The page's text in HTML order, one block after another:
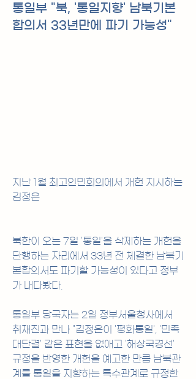
통일부 "북, '통일지향' 남북기본
합의서 33년만에 파기 가능성"
지난 1월 최고인민회의에서 개헌 지시하는
김정은
북한이 오는 7일 '통일'을 삭제하는 개헌을
단행하는 자리에서 33년 전 체결한 남북기
본합의서도 파기할 가능성이 있다고 정부
가 내다봤다.
통일부 당국자는 2일 정부서울청사에서
취재진과 만나 "김정은이 '평화통일', '민족
대단결' 같은 표현을 없애고 '해상국경선'
규정을 반영한 개헌을 예고한 만큼 남북관
계를 통일을 지향하는 특수관계로 규정한